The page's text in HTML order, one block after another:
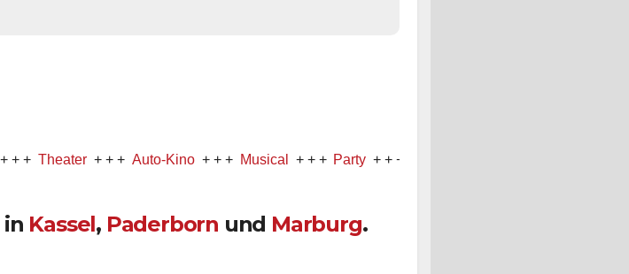
+ + + Auto-Kino + + + Musical + + + Party + + + Konzert
Kassel Paderborn und Marburg